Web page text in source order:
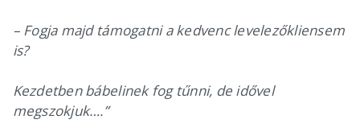
– Fogja majd támogatni a kedvenc levelezőkliensem
is?
Kezdetben bábelinek fog tűnni, de idővel
megszokjuk….”